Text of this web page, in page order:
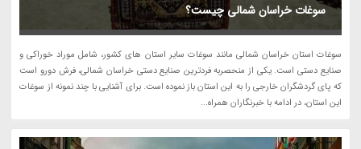
سوغات خراسان شمالی چیست؟
سوغات استان خراسان شمالی مانند سوغات سایر استان های کشور، شامل موراد خوراکی و
صنایع دستی است. یکی از منحصربه فردترین صنایع دستی خراسان شمالی، فرش دورو است
که پای گردشگران خارجی را به این استان باز نموده است. برای آشنایی با چند نمونه از سوغات
این استان، در ادامه با خبرنگاران همراه...